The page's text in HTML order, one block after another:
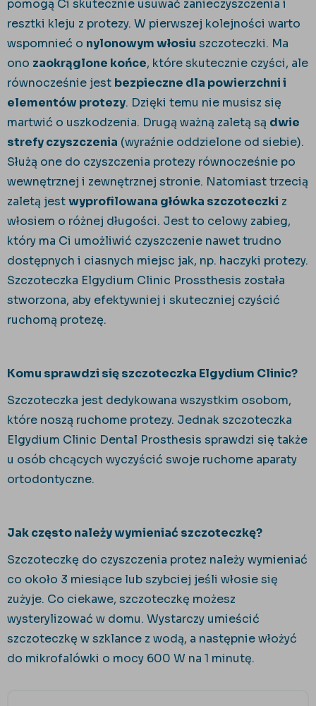
pomogą Ci skutecznie usuwać zanieczyszczenia i
resztki kleju z protezy. W pierwszej kolejności warto
wspomnieć o nylonowym włosiu szczoteczki. Ma
ono zaokrąglone końce, które skutecznie czyści, ale
równocześnie jest bezpieczne dla powierzchni i
elementów protezy. Dzięki temu nie musisz się
martwić o uszkodzenia. Drugą ważną zaletą są dwie
strefy czyszczenia (wyraźnie oddzielone od siebie).
Służą one do czyszczenia protezy równocześnie po
wewnętrznej i zewnętrznej stronie. Natomiast trzecią
zaletą jestwyprofilowana główka szczoteczki z
włosiem o różnej długości. Jest to celowy zabieg,
który ma Ci umożliwić czyszczenie nawet trudno
dostępnych i ciasnych miejsc jak, np. haczyki protezy.
Szczoteczka Elgydium Clinic Prossthesis została
stworzona, aby efektywniej i skuteczniej czyścić
ruchomą protezę.
Komu sprawdzi się szczoteczka Elgydium Clinic?
Szczoteczka jest dedykowana wszystkim osobom,
które noszą ruchome protezy. Jednak szczoteczka
Elgydium Clinic Dental Prosthesis sprawdzi się także
u osób chcących wyczyścić swoje ruchome aparaty
ortodontyczne.
Jak często należy wymieniać szczoteczkę?
Szczoteczkę do czyszczenia protez należy wymieniać
co około 3 miesiące lub szybciej jeśli włosie się
zużyje. Co ciekawe, szczoteczkę możesz
wysterylizować w domu. Wystarczy umieścić
szczoteczkę w szklance z wodą, a następnie włożyć
do mikrofalówki o mocy 600 W na 1 minutę.